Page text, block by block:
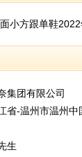
小方跟单鞋
集团有限公司
省-温州市温州中
生